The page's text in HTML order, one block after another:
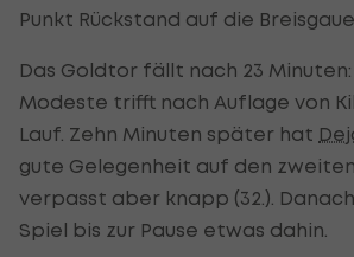
Punkt Rückstand auf die
Das Goldtor fällt nach 23
Modeste trifft nach Auflage von
Lauf. Zehn Minuten später hat
gute Gelegenheit auf den
verpasst aber knapp (32.).
Spiel bis zur Pause etwas dahin.